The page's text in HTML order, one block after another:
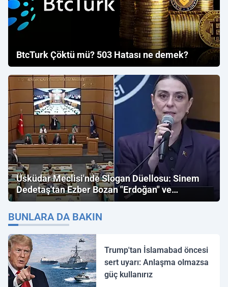
BtcTurk Çöktü mü? 503 Hatası ne demek?
Üsküdar Meclisi'nde Slogan Düellosu: Sinem
Dedetaş'tan Ezber Bozan "Erdoğan" ve
"İmamoğlu" Çıkışı!
BUNLARA DA BAKIN
Trump'tan İslamabad öncesi
sert uyarı: Anlaşma olmazsa
güç kullanırız